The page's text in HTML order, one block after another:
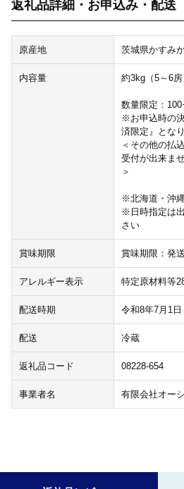
返礼品詳細・お申込み・配送
原産地 茨城県かすみ
内容量 約3kg（5～6房
数量限定：100
※お申込時の
済限定』となり
＜その他の払
受付が出来ま
＞
※北海道・沖
※日時指定は
さい
賞味期限 賞味期限：発
アレルギー表示 特定原材料等
配送時期 令和8年7月1日
配送 冷蔵
返礼品コード 08228-654
事業者名 有限会社オー